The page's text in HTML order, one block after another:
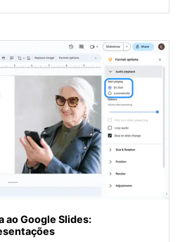
ao Google Slides: